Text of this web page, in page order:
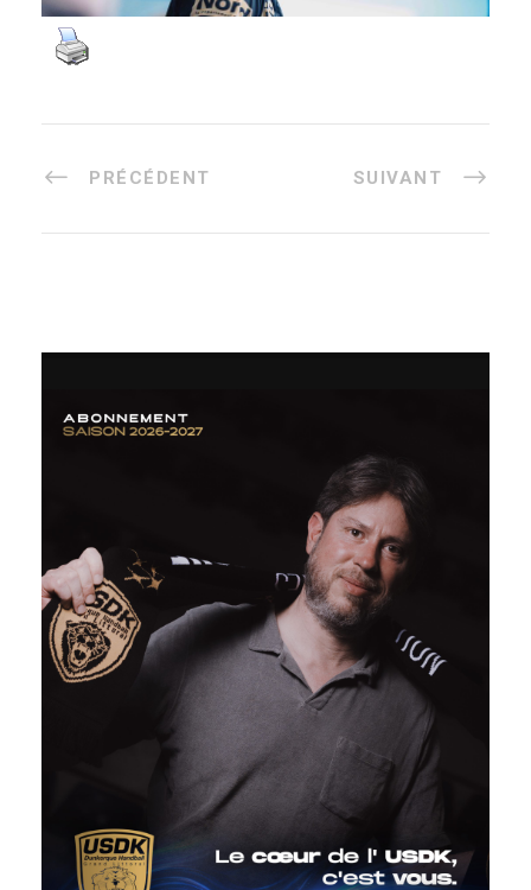
PRÉCÉDENT SUIVANT